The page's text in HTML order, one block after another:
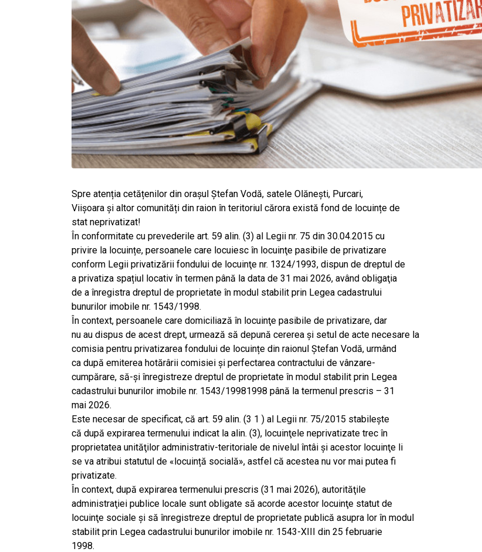
Spre atenția cetățenilor din orașul Ștefan Vodă, satele Olănești, Purcari,
Viișoara și altor comunități din raion în teritoriul cărora există fond de locuințe de
stat neprivatizat!
În conformitate cu prevederile art. 59 alin. (3) al Legii nr. 75 din 30.04.2015 cu
privire la locuințe, persoanele care locuiesc în locuinţe pasibile de privatizare
conform Legii privatizării fondului de locuinţe nr. 1324/1993, dispun de dreptul de
a privatiza spațiul locativ în termen până la data de 31 mai 2026, având obligaţia
de a înregistra dreptul de proprietate în modul stabilit prin Legea cadastrului
bunurilor imobile nr. 1543/1998.
În context, persoanele care domiciliază în locuinţe pasibile de privatizare, dar
nu au dispus de acest drept, urmează să depună cererea și setul de acte necesare la
comisia pentru privatizarea fondului de locuințe din raionul Ștefan Vodă, urmând
ca după emiterea hotărârii comisiei și perfectarea contractului de vânzare-
cumpărare, să-și înregistreze dreptul de proprietate în modul stabilit prin Legea
cadastrului bunurilor imobile nr. 1543/19981998 până la termenul prescris – 31
mai 2026.
Este necesar de specificat, că art. 59 alin. (3 1 ) al Legii nr. 75/2015 stabilește
că după expirarea termenului indicat la alin. (3), locuinţele neprivatizate trec în
proprietatea unităţilor administrativ-teritoriale de nivelul întâi şi acestor locuinţe li
se va atribui statutul de «locuință socială», astfel că acestea nu vor mai putea fi
privatizate.
În context, după expirarea termenului prescris (31 mai 2026), autorităţile
administraţiei publice locale sunt obligate să acorde acestor locuinţe statut de
locuinţe sociale şi să înregistreze dreptul de proprietate publică asupra lor în modul
stabilit prin Legea cadastrului bunurilor imobile nr. 1543-XIII din 25 februarie
1998.